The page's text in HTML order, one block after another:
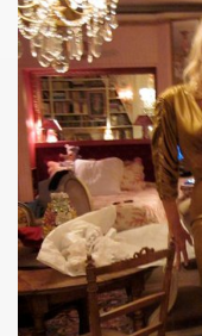
de MARIE
VICTOR
de
dans
de
textes de
album "Tendre